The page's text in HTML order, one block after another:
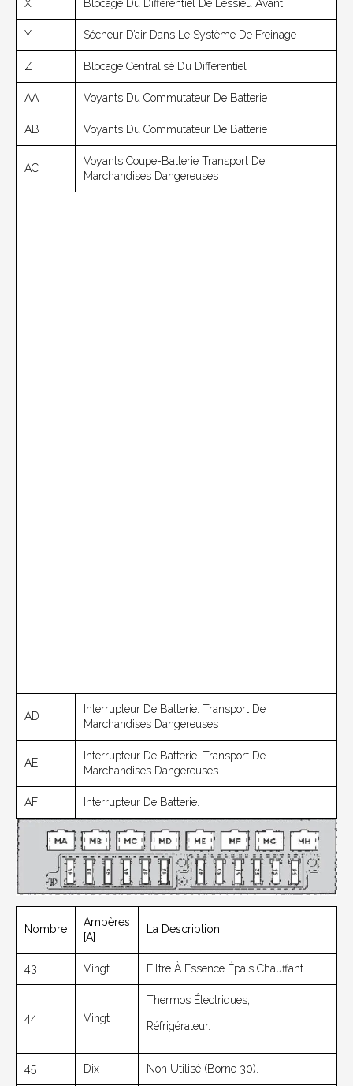
X Blocage Du Différentiel De L’essieu Avant.
Y Sécheur D’air Dans Le Système De Freinage
Z Blocage Centralisé Du Différentiel
AA Voyants Du Commutateur De Batterie
AB Voyants Du Commutateur De Batterie
AC
Voyants Coupe-Batterie Transport De
Marchandises Dangereuses
AD
Interrupteur De Batterie. Transport De
Marchandises Dangereuses
AE
Interrupteur De Batterie. Transport De
Marchandises Dangereuses
AF Interrupteur De Batterie.
Nombre
Ampères
[A]
La Description
43 Vingt Filtre À Essence Épais Chauffant.
44 Vingt
Thermos Électriques;
Réfrigérateur.
45 Dix Non Utilisé (borne 30).